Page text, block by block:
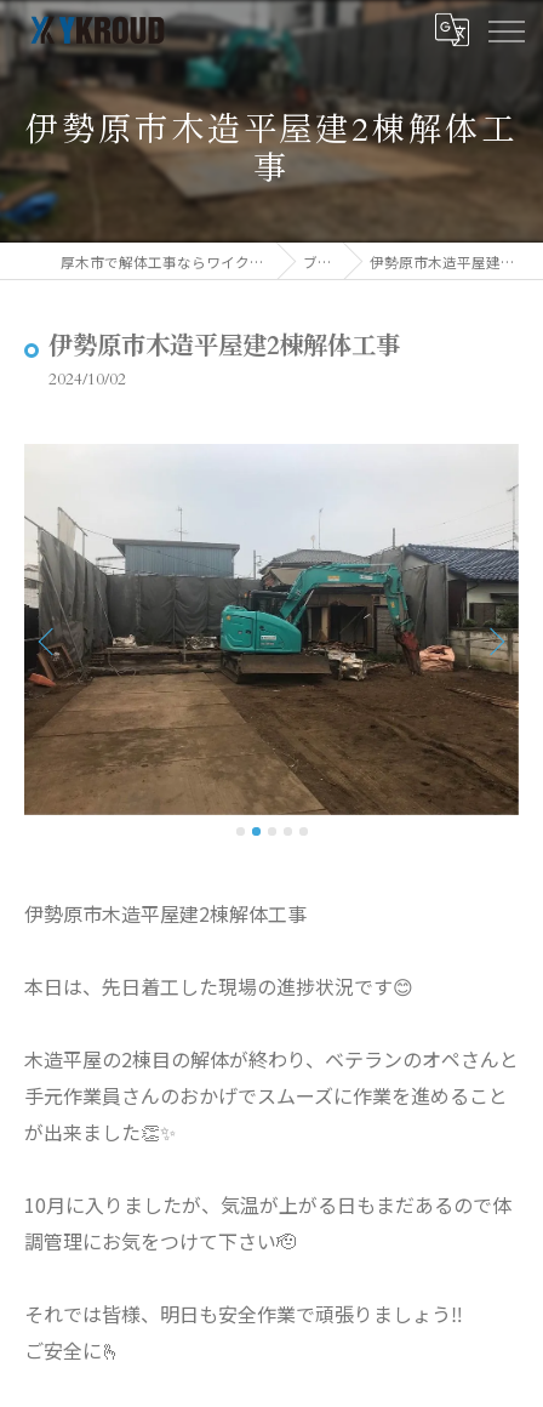
伊勢原市木造平屋建2棟解体工
事
厚木市で解体工事ならワイクラウド株式会社 ブログ 伊勢原市木造平屋建2棟解体工事
伊勢原市木造平屋建2棟解体工事
2024/10/02
伊勢原市木造平屋建2棟解体工事
本日は、先日着工した現場の進捗状況です😊
木造平屋の2棟目の解体が終わり、ベテランのオペさんと
手元作業員さんのおかげでスムーズに作業を進めること
が出来ました👏✨
10月に入りましたが、気温が上がる日もまだあるので体
調管理にお気をつけて下さい🫡
それでは皆様、明日も安全作業で頑張りましょう‼️
ご安全に🫰